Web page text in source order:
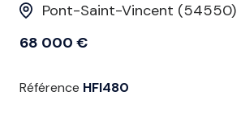
Pont-Saint-Vincent (54550)
68 000 €
Référence HFI480